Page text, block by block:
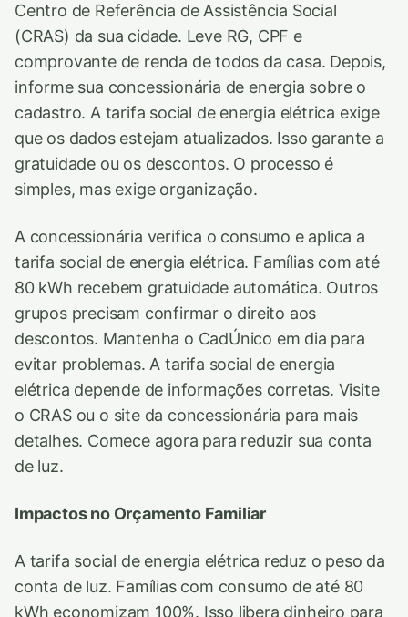
Centro de Referência de Assistência Social
(CRAS) da sua cidade. Leve RG, CPF e
comprovante de renda de todos da casa. Depois,
informe sua concessionária de energia sobre o
cadastro. A tarifa social de energia elétrica exige
que os dados estejam atualizados. Isso garante a
gratuidade ou os descontos. O processo é
simples, mas exige organização.
A concessionária verifica o consumo e aplica a
tarifa social de energia elétrica. Famílias com até
80 kWh recebem gratuidade automática. Outros
grupos precisam confirmar o direito aos
descontos. Mantenha o CadÚnico em dia para
evitar problemas. A tarifa social de energia
elétrica depende de informações corretas. Visite
o CRAS ou o site da concessionária para mais
detalhes. Comece agora para reduzir sua conta
de luz.
Impactos no Orçamento Familiar
A tarifa social de energia elétrica reduz o peso da
conta de luz. Famílias com consumo de até 80
kWh economizam 100%. Isso libera dinheiro para